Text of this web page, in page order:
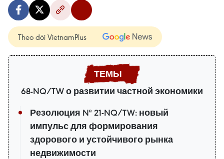
Theo dõi VietnamPlus
68-NQ/TW о развитии частной экономики
Резолюция № 21-NQ/TW: новый
импульс для формирования
здорового и устойчивого рынка
недвижимости